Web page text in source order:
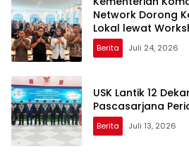
Network Dorong
Lokal lewat
Berita Juli 24, 2026
USK Lantik 12
Pascasarjana
Berita Juli 13, 2026